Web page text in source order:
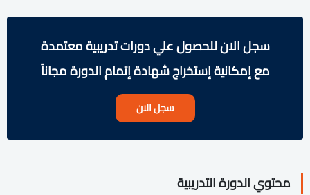
سجل الان للحصول علي دورات تدريبية معتمدة
مع إمكانية إستخراج شهادة إتمام الدورة مجاناً
سجل الان
محتوي الدورة التدريبية